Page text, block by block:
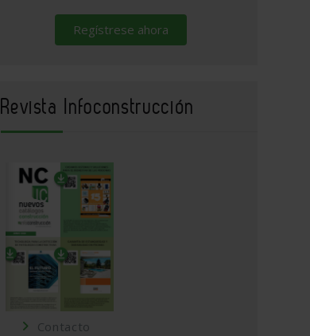
Regístrese ahora
Revista Infoconstrucción
Contacto